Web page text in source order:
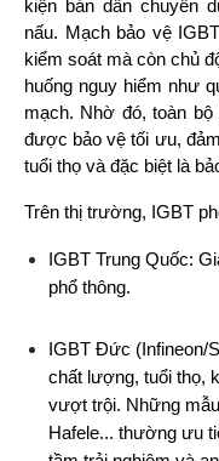
kiện bán dẫn chuyên
nấu. Mạch bảo vệ
kiểm soát mà còn chủ
huống nguy hiểm như
mạch. Nhờ đó, toàn
được bảo vệ tối ưu,
tuổi thọ và đặc biệt là
Trên thị trường, IGBT
IGBT Trung Quốc:
phổ thông.
IGBT Đức (Infineon/
chất lượng, tuổi thọ,
vượt trội. Những
Hafele... thường ưu